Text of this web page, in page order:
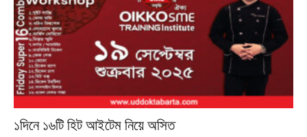
১দিনে ১৬টি হিট আইটেম নিয়ে অসিত